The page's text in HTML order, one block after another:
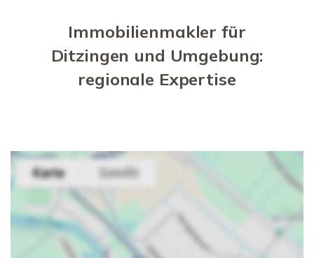
Immobilienmakler für
Ditzingen und Umgebung:
regionale Expertise